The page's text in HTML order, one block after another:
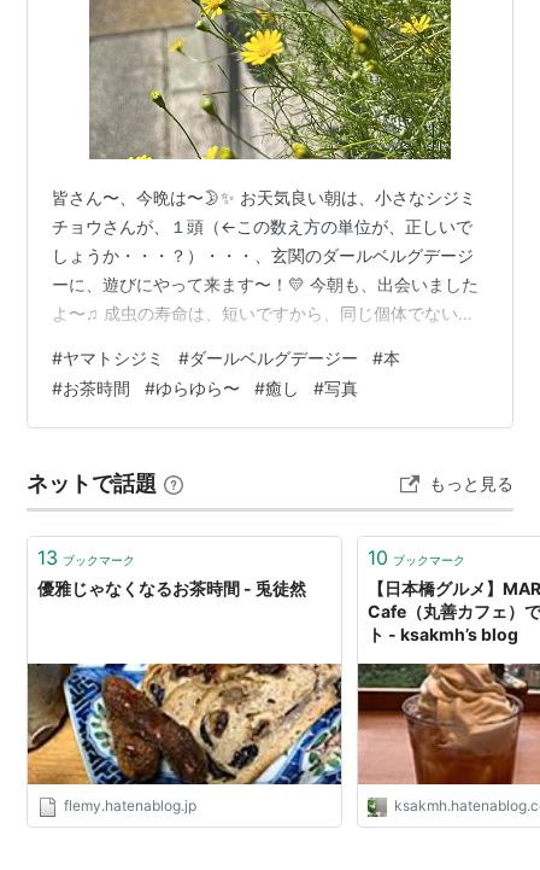
皆さん〜、今晩は〜🌛✨ お天気良い朝は、小さなシジミ
チョウさんが、１頭（←この数え方の単位が、正しいで
しょうか・・・？）・・・、玄関のダールベルグデージ
ーに、遊びにやって来ます〜！💛 今朝も、出会いました
よ〜♫ 成虫の寿命は、短いですから、同じ個体でない事
ジミチョウが、玄関のお花に会いに来てくれます〜🎶 ど
こからやって来るかわかりませんが・・・、 めちゃめち
ゃ可愛らしくって・・・✌️ ゆっくりして行ってね〜😆🎶
ウさんに、紹介しました〜！😊 ゾウさんと同じ、スリラ
ンカ出身の、スワンさんです〜🦢…
#ヤマトシジミ #ダールベルグデージー #本
#お茶時間 #ゆらゆら〜 #癒し #写真
ネットで話題 もっと見る
13 ブックマーク
優雅じゃなくなるお茶時間 - 兎徒然
flemy.hatenablog.jp
10 ブックマーク
【日本橋グルメ】
Cafe（丸善カフェ）
ト - ksakmh’s blog